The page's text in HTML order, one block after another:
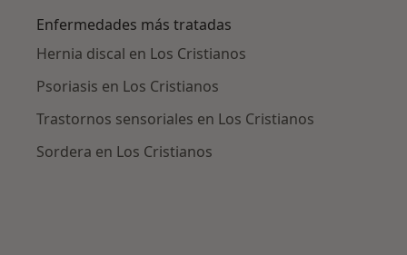
Enfermedades más tratadas
Hernia discal en Los Cristianos
Psoriasis en Los Cristianos
Trastornos sensoriales en Los Cristianos
Sordera en Los Cristianos